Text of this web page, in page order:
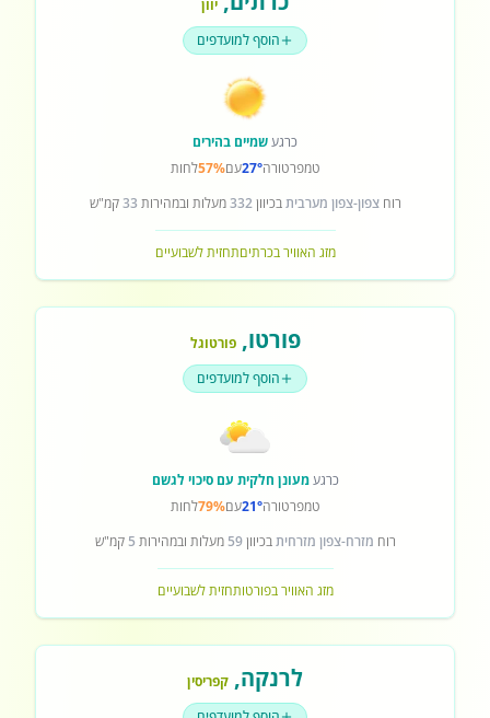
יוון
הוסף למועדפים
כרגעשמיים בהירים
טמפרטורה27°עם57%לחות
רוחצפון-צפון מערביתבכיוון332מעלות ובמהירות 33קמ"ש
מזג האוויר בכרתיםתחזית לשבועיים
פורטו,פורטוגל
הוסף למועדפים
כרגעמעונן חלקית עם סיכוי לגשם
טמפרטורה21°עם79%לחות
רוח מזרח-צפון מזרחיתבכיוון59 מעלות ובמהירות 5 קמ"ש
מזג האוויר בפורטותחזית לשבועיים
לרנקה, קפריסין